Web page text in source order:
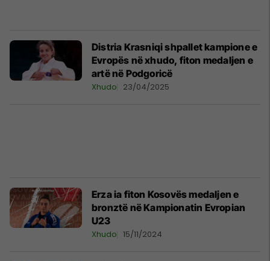
Distria Krasniqi shpallet kampione e
Evropës në xhudo, fiton medaljen e
artë në Podgoricë
Xhudo 23/04/2025
Erza ia fiton Kosovës medaljen e
bronztë në Kampionatin Evropian
U23
Xhudo 15/11/2024